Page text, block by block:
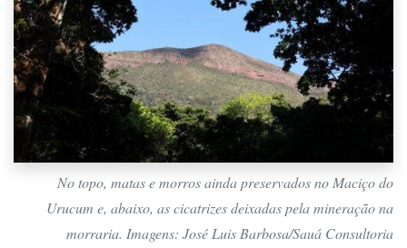
No topo, matas e morros ainda preservados no Maciço do
Urucum e, abaixo, as cicatrizes deixadas pela mineração na
morraria. Imagens: José Luis Barbosa/Sauá Consultoria